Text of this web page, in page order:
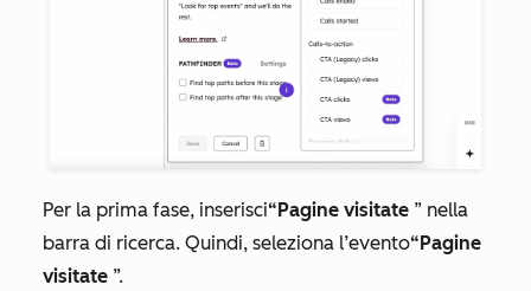
Per la prima fase, inserisci“Pagine visitate ” nella
barra di ricerca. Quindi, seleziona l’evento“Pagine
visitate ”.